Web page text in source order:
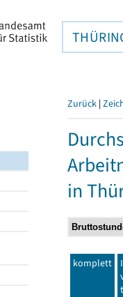
Zurück |
in
komplett